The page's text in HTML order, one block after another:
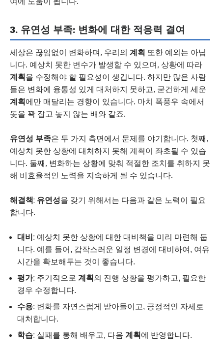
3. 유연성 부족: 변화에 대한 적응력 결여
세상은 끊임없이 변화하며, 우리의 계획 또한 예외는 아닙
니다. 예상치 못한 변수가 발생할 수 있으며, 상황에 따라
계획을 수정해야 할 필요성이 생깁니다. 하지만 많은 사람
들은 변화에 융통성 있게 대처하지 못하고, 굳건하게 세운
계획에만 매달리는 경향이 있습니다. 마치 폭풍우 속에서
돛을 꽉 잡고 놓지 않는 배와 같죠.
유연성 부족은 두 가지 측면에서 문제를 야기합니다. 첫째,
예상치 못한 상황에 대처하지 못해 계획이 좌초될 수 있습
니다. 둘째, 변화하는 상황에 맞춰 적절한 조치를 취하지 못
해 비효율적인 노력을 지속하게 될 수 있습니다.
해결책: 유연성을 갖기 위해서는 다음과 같은 노력이 필요
합니다.
대비 : 예상치 못한 상황에 대한 대비책을 미리 마련해 둡
니다. 예를 들어, 갑작스러운 일정 변경에 대비하여, 여유
시간을 확보해두는 것이 좋습니다.
평가: 주기적으로 계획 의 진행 상황을 평가하고, 필요한
경우 수정합니다.
수용: 변화를 자연스럽게 받아들이고, 긍정적인 자세로
대처합니다.
학습: 실패를 통해 배우고, 다음 계획 에 반영합니다.